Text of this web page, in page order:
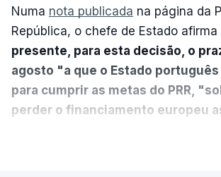
Numa nota publicada na página da
República, o chefe de Estado afirma
presente, para esta decisão, o
agosto "a que o Estado
para cumprir as metas do PRR,
perder o financiamento europeu